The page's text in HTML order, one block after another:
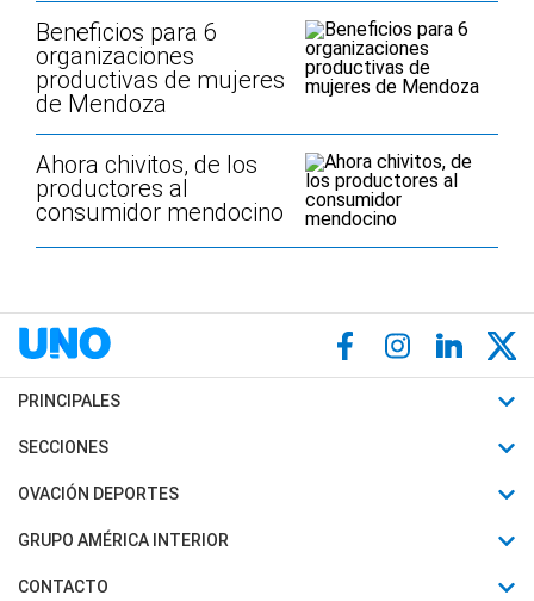
Beneficios para 6
organizaciones
productivas de mujeres
de Mendoza
Ahora chivitos, de los
productores al
consumidor mendocino
PRINCIPALES
Últimas Noticias
Política
SECCIONES
Horóscopo
Motores
OVACIÓN DEPORTES
Fútbol
Mundial
GRUPO AMÉRICA INTERIOR
Canal 7 en Vivo
CONTACTO